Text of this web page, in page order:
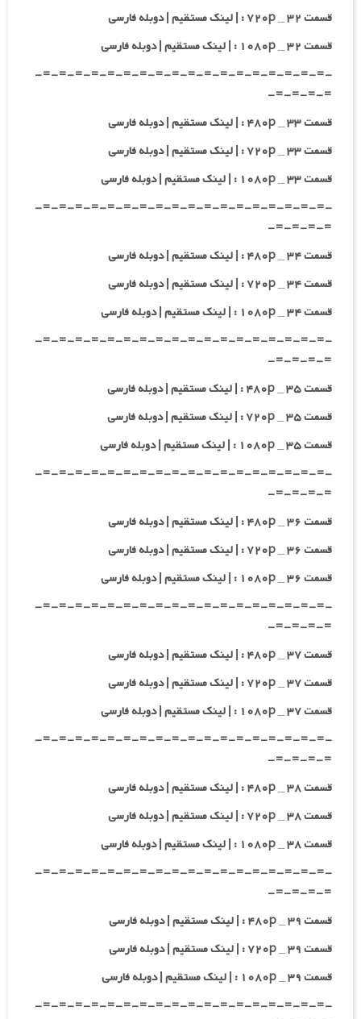
قسمت ۳۲ _ ۷۲۰p : | لینک مستقیم | دوبله فارسی
قسمت ۳۲ _ ۱۰۸۰p : | لینک مستقیم | دوبله فارسی
-=-=-=-=-=-=-=-=-=-=-=-=-=-=-=-=-=-=-
=-=-=-=-
قسمت ۳۳ _ ۴۸۰p : | لینک مستقیم | دوبله فارسی
قسمت ۳۳ _ ۷۲۰p : | لینک مستقیم | دوبله فارسی
قسمت ۳۳ _ ۱۰۸۰p : | لینک مستقیم | دوبله فارسی
-=-=-=-=-=-=-=-=-=-=-=-=-=-=-=-=-=-=-
=-=-=-=-
قسمت ۳۴ _ ۴۸۰p : | لینک مستقیم | دوبله فارسی
قسمت ۳۴ _ ۷۲۰p : | لینک مستقیم | دوبله فارسی
قسمت ۳۴ _ ۱۰۸۰p : | لینک مستقیم | دوبله فارسی
-=-=-=-=-=-=-=-=-=-=-=-=-=-=-=-=-=-=-
=-=-=-=-
قسمت ۳۵ _ ۴۸۰p : | لینک مستقیم | دوبله فارسی
قسمت ۳۵ _ ۷۲۰p : | لینک مستقیم | دوبله فارسی
قسمت ۳۵ _ ۱۰۸۰p : | لینک مستقیم | دوبله فارسی
-=-=-=-=-=-=-=-=-=-=-=-=-=-=-=-=-=-=-
=-=-=-=-
قسمت ۳۶ _ ۴۸۰p : | لینک مستقیم | دوبله فارسی
قسمت ۳۶ _ ۷۲۰p : | لینک مستقیم | دوبله فارسی
قسمت ۳۶ _ ۱۰۸۰p : | لینک مستقیم | دوبله فارسی
-=-=-=-=-=-=-=-=-=-=-=-=-=-=-=-=-=-=-
=-=-=-=-
قسمت ۳۷ _ ۴۸۰p : | لینک مستقیم | دوبله فارسی
قسمت ۳۷ _ ۷۲۰p : | لینک مستقیم | دوبله فارسی
قسمت ۳۷ _ ۱۰۸۰p : | لینک مستقیم | دوبله فارسی
-=-=-=-=-=-=-=-=-=-=-=-=-=-=-=-=-=-=-
=-=-=-=-
قسمت ۳۸ _ ۴۸۰p : | لینک مستقیم | دوبله فارسی
قسمت ۳۸ _ ۷۲۰p : | لینک مستقیم | دوبله فارسی
قسمت ۳۸ _ ۱۰۸۰p : | لینک مستقیم | دوبله فارسی
-=-=-=-=-=-=-=-=-=-=-=-=-=-=-=-=-=-=-
=-=-=-=-
قسمت ۳۹ _ ۴۸۰p : | لینک مستقیم | دوبله فارسی
قسمت ۳۹ _ ۷۲۰p : | لینک مستقیم | دوبله فارسی
قسمت ۳۹ _ ۱۰۸۰p : | لینک مستقیم | دوبله فارسی
-=-=-=-=-=-=-=-=-=-=-=-=-=-=-=-=-=-=-